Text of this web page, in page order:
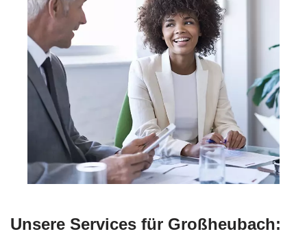
Unsere Services für Großheubach: